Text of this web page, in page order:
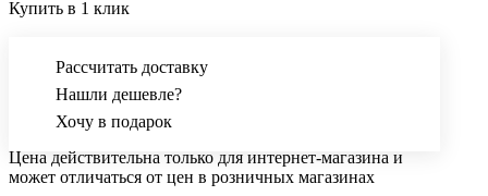
Купить в 1 клик
Рассчитать доставку
Нашли дешевле?
Хочу в подарок
Цена действительна только для интернет-магазина и
может отличаться от цен в розничных магазинах